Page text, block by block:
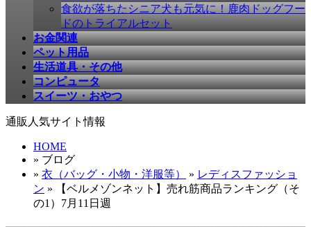
食欲が落ちたシニア犬も元気に！鹿肉ドッグフー
ドのトライアルセット
お金関連
ペット用品
生活道具・その他
コンピュータ
スイーツ・おやつ
通販人気サイト情報
HOME
» ブログ
» 衣（バッグ・小物・洋服等） » レディスファッショ
ン » 【ベルメゾンネット】売れ筋商品ランキング（そ
の1）7月11日週